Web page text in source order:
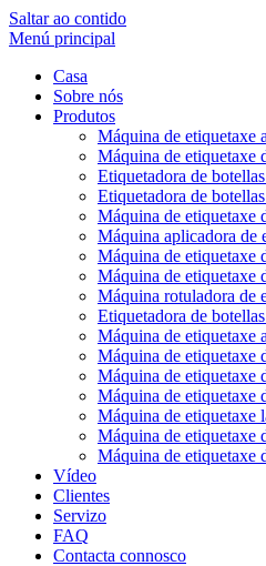
Saltar ao contido
Menú principal
Casa
Sobre nós
Produtos
Máquina de etiquetaxe
Máquina de etiquetaxe
Etiquetadora de
Etiquetadora de
Máquina de etiquetaxe
Máquina aplicadora de
Máquina de etiquetaxe
Máquina de etiquetaxe
Máquina rotuladora de
Etiquetadora de
Máquina de etiquetaxe
Máquina de etiquetaxe
Máquina de etiquetaxe
Máquina de etiquetaxe
Máquina de etiquetaxe
Máquina de etiquetaxe
Máquina de etiquetaxe
Vídeo
Clientes
Servizo
FAQ
Contacta connosco